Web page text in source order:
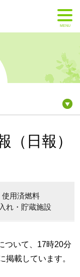
MENU
（日報）
使用済燃料
れ・貯蔵施設
ついて、17時20分
掲載しています。